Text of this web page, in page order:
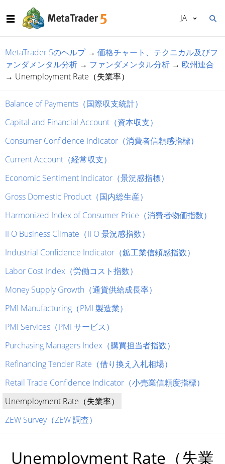
JA
MetaTrader 5のヘルプ→ 価格チャート、テクニカル及びフ
ァンダメンタル分析 → ファンダメンタル分析 → 欧州連合
→ Unemployment Rate（失業率）
Balance of Payments（国際収支統計）
Capital and Financial Account（資本収支）
Consumer Confidence Indicator（消費者信頼感指標）
Current Account（経常収支）
Economic Sentiment Indicator（景況感指標）
Gross Domestic Product（国内総生産）
Harmonized Index of Consumer Price（消費者物価指数）
IFO Business Climate（IFO 景況感指数）
Industrial Confidence Indicator（鉱工業信頼感指数）
Labor Cost Index（労働コスト指数）
Money Supply Growth（通貨供給成長率）
PMI Manufacturing（PMI 製造業）
PMI Services（PMI サービス）
Purchasing Managers Index（購買担当者指数）
Refinancing Tender Rate（借り換え入札相場）
Retail Trade Confidence Indicator（小売業信頼度指標）
Unemployment Rate（失業率）
ZEW Survey（ZEW 調査）
Unemployment Rate（失業